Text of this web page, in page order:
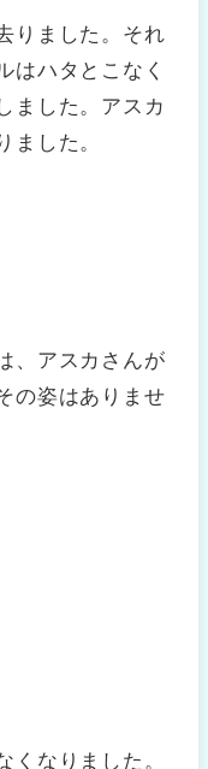
りました。それ
はハタとこなく
ました。アスカ
した。
、アスカさんが
の姿はありませ
なりました。